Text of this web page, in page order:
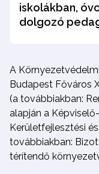
iskolákban,
dolgozó
A
Budapest Főváros
(a továbbiakban:
alapján a
Kerületfejlesztési
továbbiakban:
térítendő